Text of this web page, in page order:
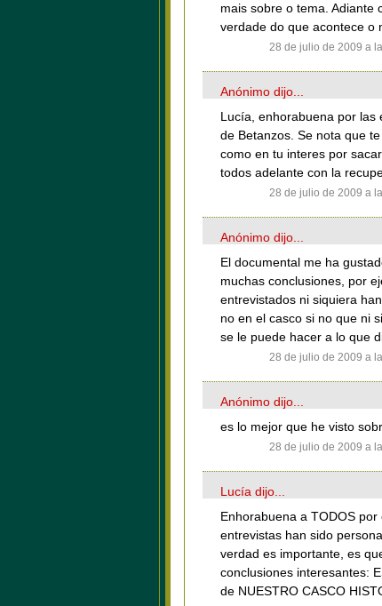
mais sobre o tema. Adiante
verdade do que acontece o
28 de julio de 2009 a
Anónimo dijo...
Lucía, enhorabuena por
de Betanzos. Se nota que
como en tu interes por
todos adelante con la
28 de julio de 2009 a
Anónimo dijo...
El documental me ha
muchas conclusiones, por
entrevistados ni siquiera
no en el casco si no que ni
se le puede hacer a lo que
28 de julio de 2009 a
Anónimo dijo...
es lo mejor que he visto
28 de julio de 2009 a
Lucía dijo...
Enhorabuena a TODOS
entrevistas han sido
verdad es importante, es
conclusiones interesantes:
de NUESTRO CASCO